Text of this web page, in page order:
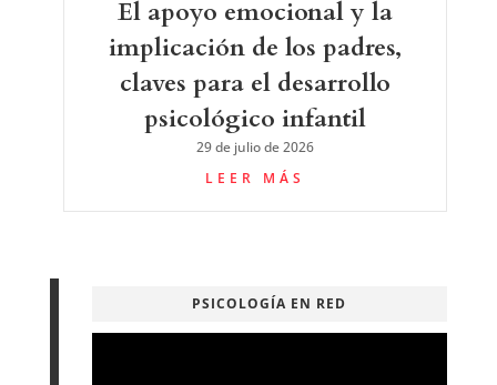
El apoyo emocional y la
implicación de los padres,
claves para el desarrollo
psicológico infantil
29 de julio de 2026
LEER MÁS
PSICOLOGÍA EN RED